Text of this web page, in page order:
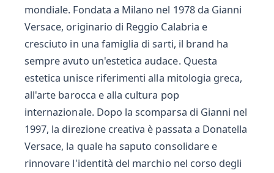
mondiale. Fondata a Milano nel 1978 da Gianni
Versace, originario di Reggio Calabria e
cresciuto in una famiglia di sarti, il brand ha
sempre avuto un'estetica audace. Questa
estetica unisce riferimenti alla mitologia greca,
all'arte barocca e alla cultura pop
internazionale. Dopo la scomparsa di Gianni nel
1997, la direzione creativa è passata a Donatella
Versace, la quale ha saputo consolidare e
rinnovare l'identità del marchio nel corso degli